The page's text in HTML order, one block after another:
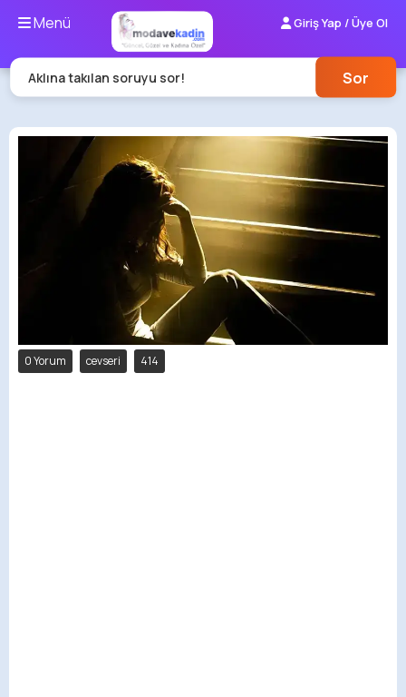
Menü Giriş Yap / Üye Ol
Aklına takılan soruyu sor! Sor
0 Yorum cevseri 414